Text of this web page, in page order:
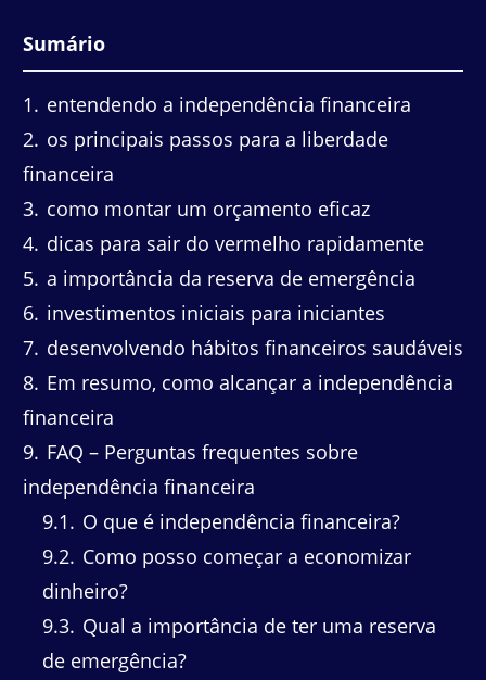
Sumário
1
entendendo a independência financeira
2 os principais passos para a liberdade
financeira
3 como montar um orçamento eficaz
4 dicas para sair do vermelho rapidamente
5 a importância da reserva de emergência
6 investimentos iniciais para iniciantes
7 desenvolvendo hábitos financeiros saudáveis
8 Em resumo, como alcançar a independência
financeira
9 FAQ – Perguntas frequentes sobre
independência financeira
9.1
O que é independência financeira?
9.2 Como posso começar a economizar
dinheiro?
9.3 Qual a importância de ter uma reserva
de emergência?